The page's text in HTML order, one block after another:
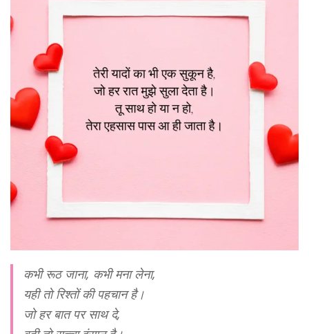
कभी रूठ जाना, कभी मना लेना,
यही तो रिश्तों की पहचान है।
जो हर बात पर साथ दे,